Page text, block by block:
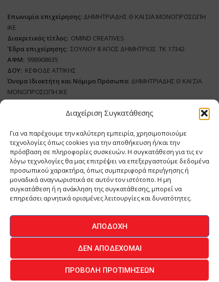
Διαχείριση Συγκατάθεσης
Για να παρέχουμε την καλύτερη εμπειρία, χρησιμοποιούμε
τεχνολογίες όπως cookies για την αποθήκευση ή/και την
πρόσβαση σε πληροφορίες συσκευών. Η συγκατάθεση για τις εν
λόγω τεχνολογίες θα μας επιτρέψει να επεξεργαστούμε δεδομένα
προσωπικού χαρακτήρα, όπως συμπεριφορά περιήγησης ή
μοναδικά αναγνωριστικά σε αυτόν τον ιστότοπο. Η μη
συγκατάθεση ή η ανάκληση της συγκατάθεσης, μπορεί να
επηρεάσει αρνητικά ορισμένες λειτουργίες και δυνατότητες.
ΑΠΟΔΟΧΉ
ΔΕΝ ΑΠΟΔΈΧΟΜΑΙ
ΠΡΟΒΟΛΉ ΠΡΟΤΙΜΉΣΕΩΝ
Επωνυμία επιχείρησης: ΔΗΜΗΤΡΙΑΔΗΣ Θ ΚΑΙ ΣΙΑ ΜΟΝΟΠΡΟΣΩΠΗ
ΙΚΕ
Διακριτικός τίτλος: ΟΜΙΝD CREATIVES
‘Eδρα επιχείρησης: ΣΟΥΛΙΟΥ 8 ΑΓΙΟΣ ΔΗΜΗΤΡΙΟΣ ΤΚ 17342
ΑΦΜ: 998908635
ΔΟΥ: ΚΕΦΟΔΕ ΑΤΤΙΚΗΣ
Όνομα Ιδιοκτήτη και Νόμιμο Πρόσωπο: ΔΗΜΗΤΡΙΑΔΗΣ Θ ΚΑΙ ΣΙΑ
ΜΟΝΟΠΡΟΣΩΠΗ ΙΚΕ
Διευθυντής Σύνταξης:ΑΘΑΝΑΣΙΟΣ ΑΝΤΩΝΙΟΥ
ΔικαιούχοςDomain:ΔΗΜΗΤΡΙΑΔΗΣ Θ ΚΑΙ ΣΙΑ ΜΟΝΟΠΡΟΣΩΠΗ ΙΚΕ
Διευθυντής: ΕΥΘΥΜΙΑΤΟΥ ΜΑΡΙΑ
Διαχειριστής:
ΕΥΘΥΜΙΑΤΟΥ ΜΑΡΙΑ
Δήλωση Συμμόρφωσης
ΕΠΙΚΟΙΝΩΝΙΑ
© 2026 - All Rights Reserved -Πολιτική Απορρήτου